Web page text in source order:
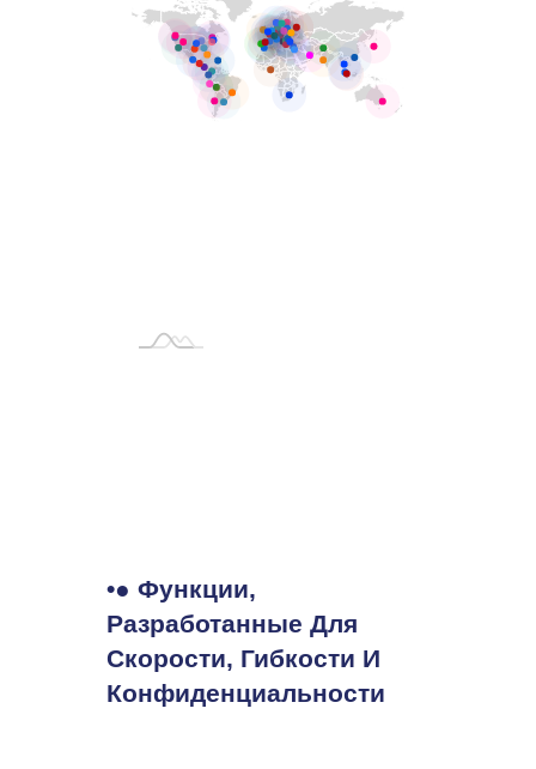
•● Функции,
Разработанные Для
Скорости, Гибкости И
Конфиденциальности